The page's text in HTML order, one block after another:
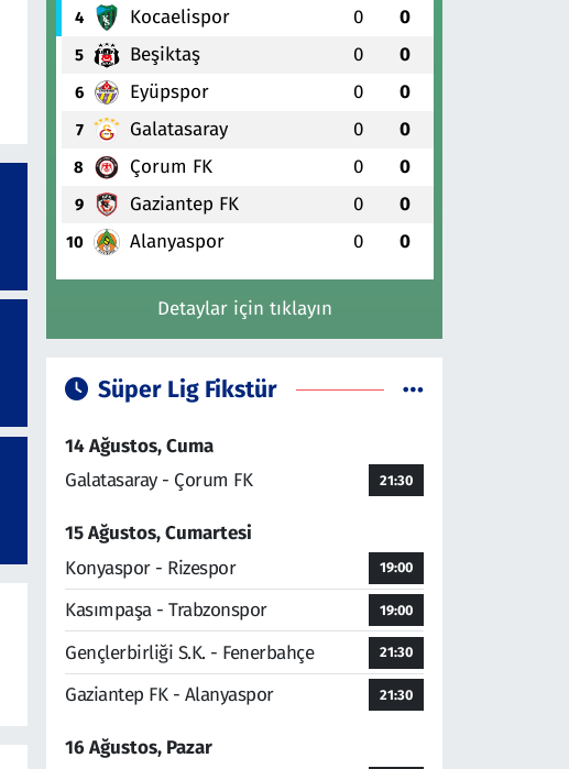
4 Kocaelispor 0 0
5 Beşiktaş 0 0
6 Eyüpspor 0 0
7 Galatasaray 0 0
8 Çorum FK 0 0
9 Gaziantep FK 0 0
10 Alanyaspor 0 0
Detaylar için tıklayın
Süper Lig Fikstür
14 Ağustos, Cuma
Galatasaray - Çorum FK
21:30
15 Ağustos, Cumartesi
Konyaspor - Rizespor
19:00
Kasımpaşa - Trabzonspor 19:00
Gençlerbirliği S.K. - Fenerbahçe 21:30
Gaziantep FK - Alanyaspor 21:30
16 Ağustos, Pazar